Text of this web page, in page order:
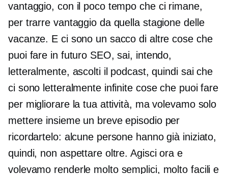
vantaggio, con il poco tempo che ci rimane,
per trarre vantaggio da quella stagione delle
vacanze. E ci sono un sacco di altre cose che
puoi fare in futuro SEO, sai, intendo,
letteralmente, ascolti il ​​podcast, quindi sai che
ci sono letteralmente infinite cose che puoi fare
per migliorare la tua attività, ma volevamo solo
mettere insieme un breve episodio per
ricordartelo: alcune persone hanno già iniziato,
quindi, non aspettare oltre. Agisci ora e
volevamo renderle molto semplici, molto facili e